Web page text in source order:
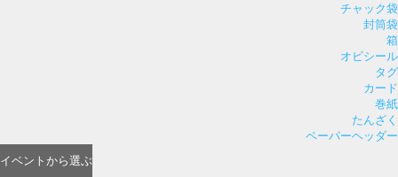
チャック袋
封筒袋
箱
オビシール
タグ
カード
巻紙
たんざく
ペーパーヘッダー
イベント から選ぶ